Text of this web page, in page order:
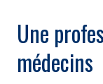
Une
médecins